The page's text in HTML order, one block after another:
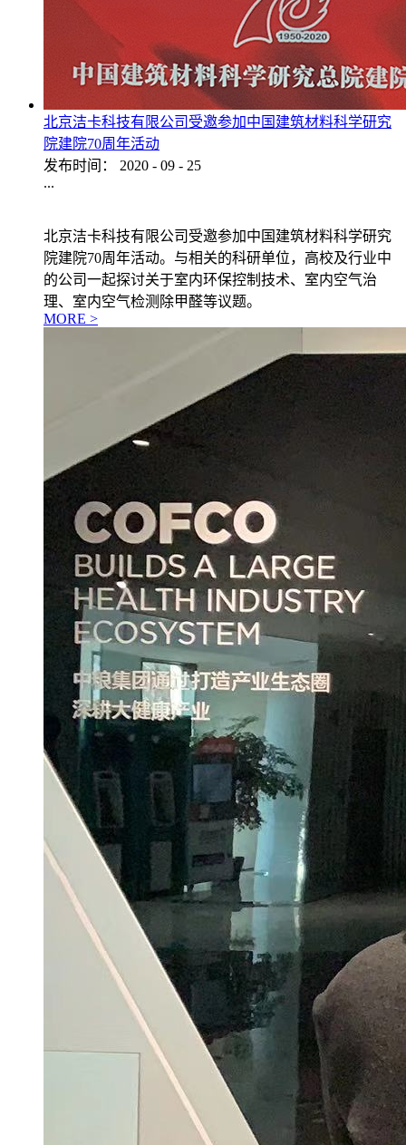
北京洁卡科技有限公司受邀参加中国建筑材料科学研究
院建院70周年活动
发布时间：
2020 - 09 - 25
...
北京洁卡科技有限公司受邀参加中国建筑材料科学研究
院建院70周年活动。与相关的科研单位，高校及行业中
的公司一起探讨关于室内环保控制技术、室内空气治
理、室内空气检测除甲醛等议题。
MORE >